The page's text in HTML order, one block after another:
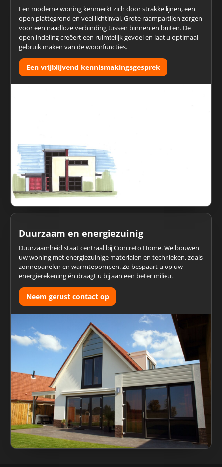
Een moderne woning kenmerkt zich door strakke lijnen, een
open plattegrond en veel lichtinval. Grote raampartijen zorgen
voor een naadloze verbinding tussen binnen en buiten. De
open indeling creëert een ruimtelijk gevoel en laat u optimaal
gebruik maken van de woonfuncties.
Een vrijblijvend kennismakingsgesprek
Duurzaam en energiezuinig
Duurzaamheid staat centraal bij Concreto Home. We bouwen
uw woning met energiezuinige materialen en technieken, zoals
zonnepanelen en warmtepompen. Zo bespaart u op uw
energierekening én draagt u bij aan een beter milieu.
Neem gerust contact op